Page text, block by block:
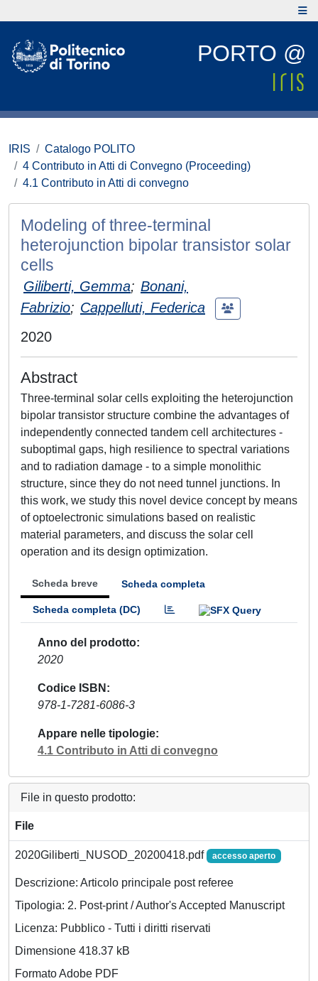
PORTO @
IRIS
Catalogo POLITO
4 Contributo in Atti di Convegno (Proceeding)
4.1 Contributo in Atti di convegno
Modeling of three-terminal
heterojunction bipolar transistor solar
cells
Giliberti, Gemma; Bonani,
Fabrizio; Cappelluti, Federica
2020
Abstract
Three-terminal solar cells exploiting the heterojunction
bipolar transistor structure combine the advantages of
independently connected tandem cell architectures -
suboptimal gaps, high resilience to spectral variations
and to radiation damage - to a simple monolithic
structure, since they do not need tunnel junctions. In
this work, we study this novel device concept by means
of optoelectronic simulations based on realistic
material parameters, and discuss the solar cell
operation and its design optimization.
Scheda breve Scheda completa
Scheda completa (DC)
Anno del prodotto
2020
Codice ISBN
978-1-7281-6086-3
Appare nelle tipologie
4.1 Contributo in Atti di convegno
File in questo prodotto:
File
2020Giliberti_NUSOD_20200418.pdf accesso aperto
Descrizione: Articolo principale post referee
Tipologia: 2. Post-print / Author's Accepted Manuscript
Licenza: Pubblico - Tutti i diritti riservati
Dimensione 418.37 kB
Formato Adobe PDF